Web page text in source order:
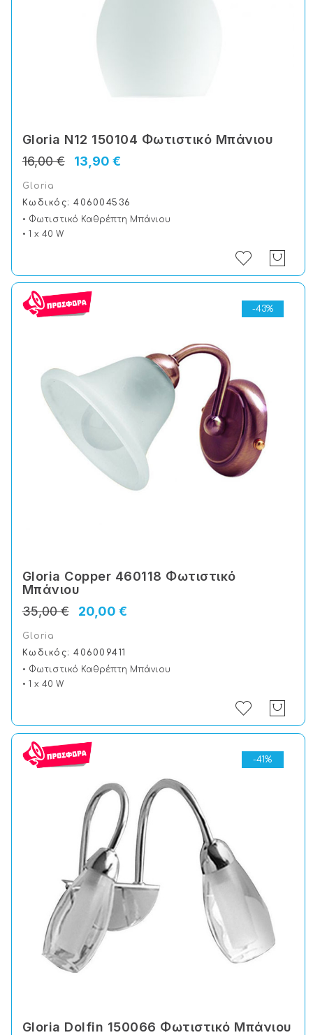
Gloria N12 150104 Φωτιστικό Μπάνιου
13,90 €
16,00 €
Gloria
Κωδικός: 406004536
• Φωτιστικό Καθρέπτη Μπάνιου
• 1 x 40 W
-43%
Gloria Copper 460118 Φωτιστικό
Μπάνιου
20,00 €
35,00 €
Gloria
Κωδικός: 406009411
• Φωτιστικό Καθρέπτη Μπάνιου
• 1 x 40 W
-41%
Gloria Dolfin 150066 Φωτιστικό Μπάνιου